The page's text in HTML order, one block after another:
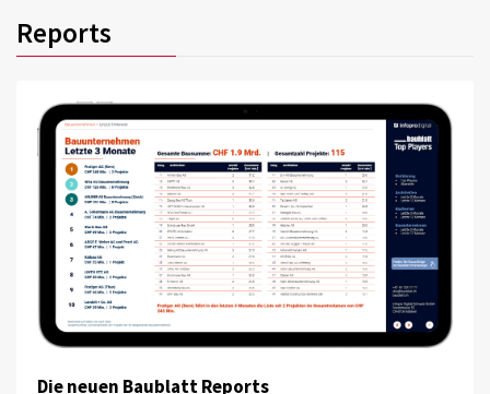
Reports
Die neuen Baublatt Reports